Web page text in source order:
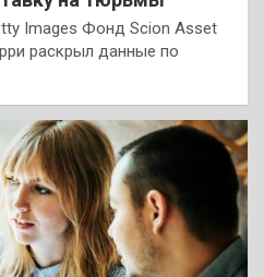
Images Фонд Scion Asset
раскрыл данные по